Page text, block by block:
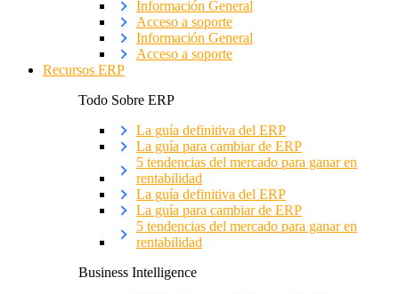
Información General
Acceso a soporte
Información General
Acceso a soporte
Recursos ERP
Todo Sobre ERP
La guía definitiva del ERP
La guía para cambiar de ERP
5 tendencias del mercado para ganar en
rentabilidad
La guía definitiva del ERP
La guía para cambiar de ERP
5 tendencias del mercado para ganar en
rentabilidad
Business Intelligence